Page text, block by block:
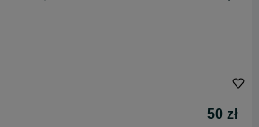
50 zł